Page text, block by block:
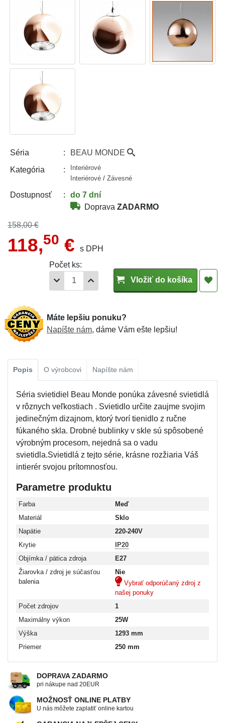
Séria BEAU MONDE
Kategória
Interiérové
Interiérové / Závesné
Dostupnosť
do 7 dní
Doprava ZADARMO
158,00 €
118,50 €
s DPH
Počet ks:
Vložiť do košíka
Máte lepšiu ponuku?
Napíšte nám, dáme Vám ešte lepšiu!
Popis O výrobcovi Napíšte nám
Séria svietidiel Beau Monde ponúka závesné svietidlá
v rôznych veľkostiach . Svietidlo určite zaujme svojim
jedinečným dizajnom, ktorý tvorí tienidlo z ručne
fúkaného skla. Drobné bublinky v skle sú spôsobené
výrobným procesom, nejedná sa o vadu
svietidla.Svietidlá z tejto série, krásne rozžiaria Váš
intierér svojou prítomnosťou.
Parametre produktu
Farba
Meď
Materiál
Sklo
Napätie
220-240V
Krytie
IP20
Objímka / pätica zdroja
E27
Žiarovka / zdroj je súčasťou
balenia
Nie
Vybrať odporúčaný zdroj z
našej ponuky
Počet zdrojov
1
Maximálny výkon
25W
Výška
1293 mm
Priemer
250 mm
DOPRAVA ZADARMO
pri nákupe nad 20EUR
MOŽNOSŤ ONLINE PLATBY
U nás môžete zaplatiť online kartou